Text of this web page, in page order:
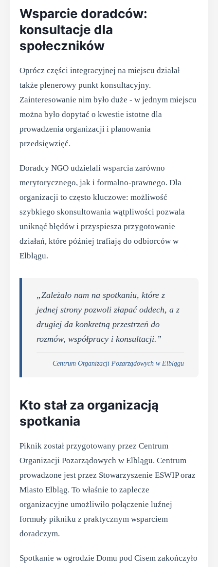
Wsparcie doradców:
konsultacje dla
społeczników
Oprócz części integracyjnej na miejscu działał
także plenerowy punkt konsultacyjny.
Zainteresowanie nim było duże - w jednym miejscu
można było dopytać o kwestie istotne dla
prowadzenia organizacji i planowania
przedsięwzięć.
Doradcy NGO udzielali wsparcia zarówno
merytorycznego, jak i formalno-prawnego. Dla
organizacji to często kluczowe: możliwość
szybkiego skonsultowania wątpliwości pozwala
uniknąć błędów i przyspiesza przygotowanie
działań, które później trafiają do odbiorców w
Elblągu.
„Zależało nam na spotkaniu, które z
jednej strony pozwoli złapać oddech, a z
drugiej da konkretną przestrzeń do
rozmów, współpracy i konsultacji.”
Centrum Organizacji Pozarządowych w Elblągu
Kto stał za organizacją
spotkania
Piknik został przygotowany przez Centrum
Organizacji Pozarządowych w Elblągu. Centrum
prowadzone jest przez Stowarzyszenie ESWIP oraz
Miasto Elbląg. To właśnie to zaplecze
organizacyjne umożliwiło połączenie luźnej
formuły pikniku z praktycznym wsparciem
doradczym.
Spotkanie w ogrodzie Domu pod Cisem zakończyło